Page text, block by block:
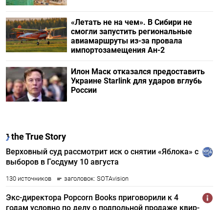
«Летать не на чем». В Сибири не
смогли запустить региональные
авиамаршруты из-за провала
импортозамещения Ан-2
Илон Маск отказался предоставить
Украине Starlink для ударов вглубь
России